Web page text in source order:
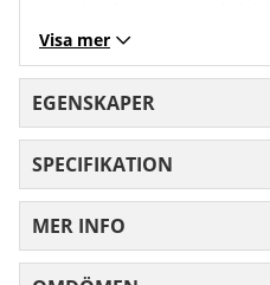
armar.
Den ergonomiska formen
neutral position under
bättre teknik, ökad kontroll
överbelastning. JTC Power
för övningar som latsdrag,
face pulls, triceps
Handtagen är tillverkade i
greppvänlig yta som ger
Visa mer
EGENSKAPER
SPECIFIKATION
MER INFO